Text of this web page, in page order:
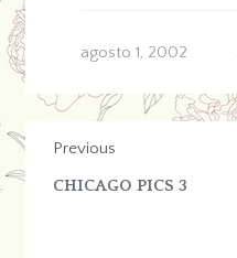
agosto 1, 2002
Previous
CHICAGO PICS 3